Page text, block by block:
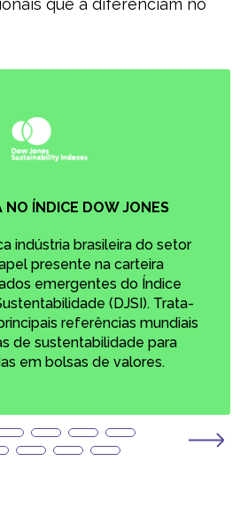
que a diferenciam no
NO ÍNDICE DOW JONES
indústria brasileira do setor
presente na carteira
emergentes do Índice
(DJSI). Trata-
referências mundiais
de sustentabilidade para
em bolsas de valores.